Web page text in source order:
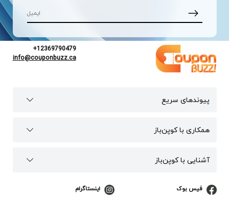
+12369790479
info@couponbuzz.ca
پیوند‌های سریع
همکاری با کوپن‌باز
آشنایی با کوپن‌باز
فیس بوک اینستاگرام